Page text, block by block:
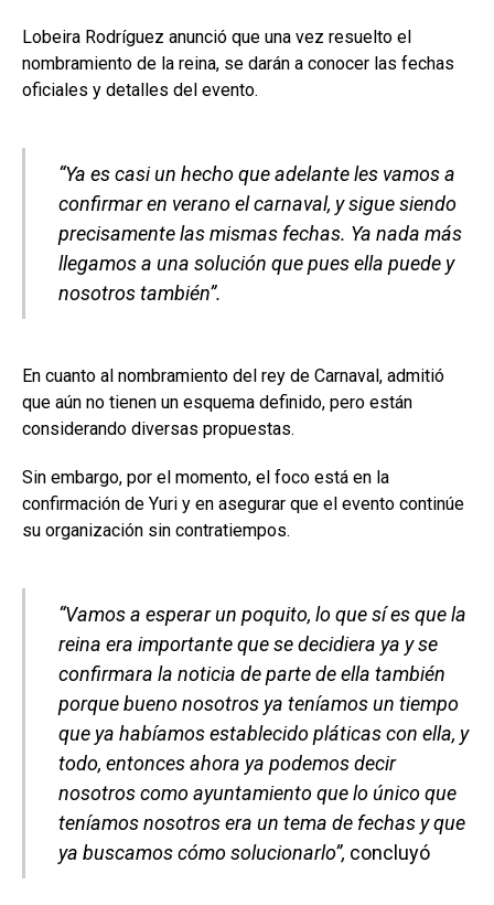
Lobeira Rodríguez anunció que una vez resuelto el
nombramiento de la reina, se darán a conocer las fechas
oficiales y detalles del evento.
“Ya es casi un hecho que adelante les vamos a
confirmar en verano el carnaval, y sigue siendo
precisamente las mismas fechas. Ya nada más
llegamos a una solución que pues ella puede y
nosotros también”.
En cuanto al nombramiento del rey de Carnaval, admitió
que aún no tienen un esquema definido, pero están
considerando diversas propuestas.
Sin embargo, por el momento, el foco está en la
confirmación de Yuri y en asegurar que el evento continúe
su organización sin contratiempos.
“Vamos a esperar un poquito, lo que sí es que la
reina era importante que se decidiera ya y se
confirmara la noticia de parte de ella también
porque bueno nosotros ya teníamos un tiempo
que ya habíamos establecido pláticas con ella, y
todo, entonces ahora ya podemos decir
nosotros como ayuntamiento que lo único que
teníamos nosotros era un tema de fechas y que
ya buscamos cómo solucionarlo”, concluyó